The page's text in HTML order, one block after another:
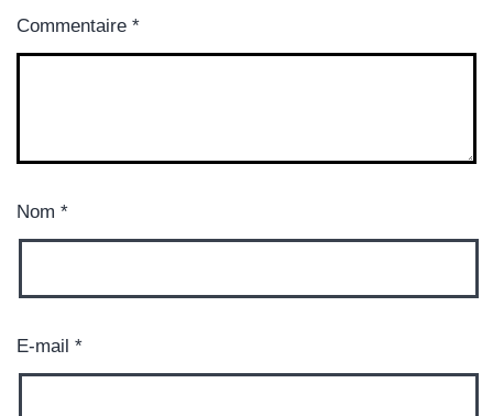
Commentaire *
Nom *
E-mail *